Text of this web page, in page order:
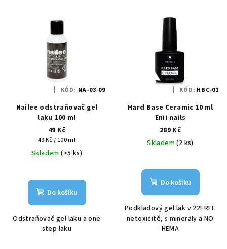
Nailee odstraňovač gel
laku 100 ml
49 Kč
Měrná
cena:
49 Kč / 100 ml
Skladem(>5 ks)
Do košíku
Odstraňovač gel laku a one
step laku
KÓD: NA-03-09
Hard Base Ceramic 10 ml
Enii nails
289 Kč
Skladem(2 ks)
Do košíku
Podkladový gel lak v 22FREE
netoxicitě, s minerály a NO
HEMA
KÓD: HBC-01